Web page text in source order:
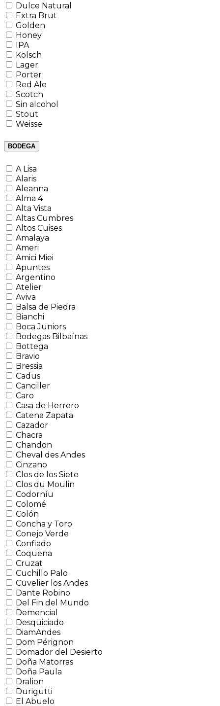
Dulce Natural
Extra Brut
Golden
Honey
IPA
Kolsch
Lager
Porter
Red Ale
Scotch
Sin alcohol
Stout
Weisse
BODEGA
A Lisa
Alaris
Aleanna
Alma 4
Alta Vista
Altas Cumbres
Altos Cuises
Amalaya
Ameri
Amici Miei
Apuntes
Argentino
Atelier
Aviva
Balsa de Piedra
Bianchi
Boca Juniors
Bodegas Bilbaínas
Bottega
Bravio
Bressia
Cadus
Canciller
Caro
Casa de Herrero
Catena Zapata
Cazador
Chacra
Chandon
Cheval des Andes
Cinzano
Clos de los Siete
Clos du Moulin
Codorníu
Colomé
Colón
Concha y Toro
Conejo Verde
Confiado
Coquena
Cruzat
Cuchillo Palo
Cuvelier los Andes
Dante Robino
Del Fin del Mundo
Demencial
Desquiciado
DiamAndes
Dom Pérignon
Domador del Desierto
Doña Matorras
Doña Paula
Dralion
Durigutti
El Abuelo